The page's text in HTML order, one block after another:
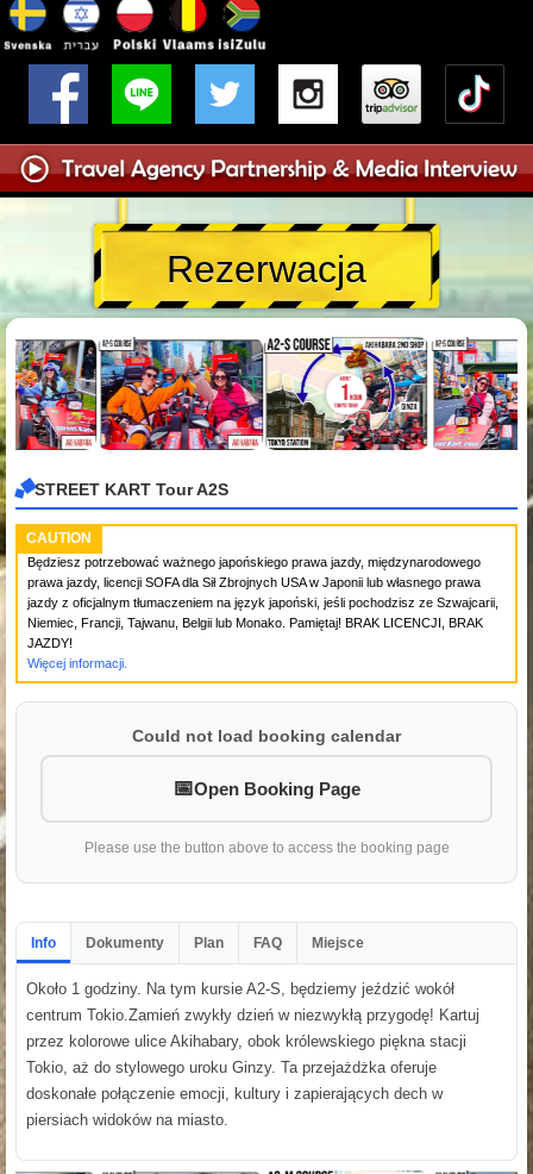
Rezerwacja
STREET KART Tour A2S
CAUTION
Będziesz potrzebować ważnego japońskiego prawa jazdy, międzynarodowego
prawa jazdy, licencji SOFA dla Sił Zbrojnych USA w Japonii lub własnego prawa
jazdy z oficjalnym tłumaczeniem na język japoński, jeśli pochodzisz ze Szwajcarii,
Niemiec, Francji, Tajwanu, Belgii lub Monako. Pamiętaj! BRAK LICENCJI, BRAK
JAZDY!
Więcej informacji.
Could not load booking calendar
Open Booking Page
Please use the button above to access the booking page
Info Dokumenty Plan FAQ Miejsce
Około 1 godziny. Na tym kursie A2-S, będziemy jeździć wokół
centrum Tokio.Zamień zwykły dzień w niezwykłą przygodę! Kartuj
przez kolorowe ulice Akihabary, obok królewskiego piękna stacji
Tokio, aż do stylowego uroku Ginzy. Ta przejażdżka oferuje
doskonałe połączenie emocji, kultury i zapierających dech w
piersiach widoków na miasto.